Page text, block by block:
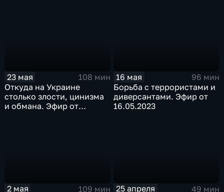
23 мая
108 мин
Откуда на Украине
столько злости, цинизма
и обмана. Эфир от
16 мая
96 мин
Борьба с террористами и
диверсантами. Эфир от
16.05.2023
2 мая
109 мин
25 апреля
49 мин